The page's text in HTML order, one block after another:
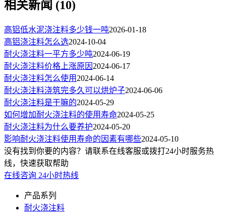
相关新闻 (10)
高铝低水泥浇注料多少钱一吨2026-01-18
高铝浇注料怎么选2024-10-04
耐火浇注料一平方多少吨2024-06-19
耐火浇注料价格上涨原因 2024-06-17
耐火浇注料怎么使用 2024-06-14
耐火浇注料浇筑完多久可以烘炉子2024-06-06
耐火浇注料是干嘛的2024-05-29
如何增加耐火浇注料的使用寿命2024-05-25
耐火浇注料为什么要养护2024-05-20
影响耐火浇注料使用寿命的因素有哪些2024-05-10
没有找到你要的内容？请联系在线客服或拨打24小时服务热
线，快速获取帮助
在线咨询 24小时热线
产品系列
耐火浇注料